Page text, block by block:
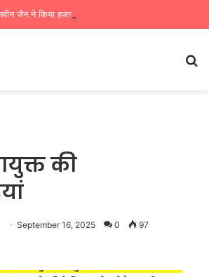
की
September 16, 2025 0 97